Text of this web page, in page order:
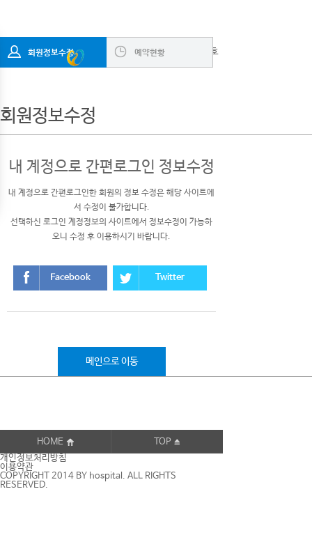
사랑마루요양원
사랑은 마주보며 이루어집니다
회원정보수정 예약현황
회원정보수정
내 계정으로 간편로그인 정보수정
내 계정으로 간편로그인한 회원의 정보 수정은 해당 사이트에
서 수정이 불가합니다.
선택하신 로그인 계정정보의 사이트에서 정보수정이 가능하
오니 수정 후 이용하시기 바랍니다.
Facebook Twitter
메인으로 이동
HOME
TOP
개인정보처리방침
이용약관
충북 충주시 사직로 204 사랑마루요양원(충주점)
Tel.043-848-3275Fax. 043-848-3276, 사업자번호
876-80-00689, 대표자 : 손지현
COPYRIGHT 2014 BY hospital. ALL RIGHTS
RESERVED.